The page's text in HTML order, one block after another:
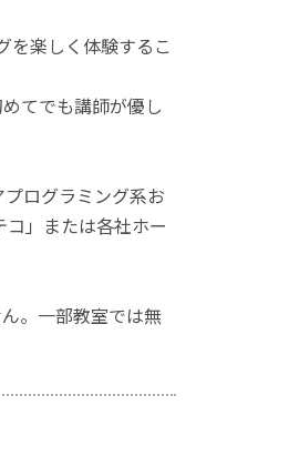
を楽しく体験するこ
てでも講師が優し
ログラミング系お
」または各社ホー
。一部教室では無